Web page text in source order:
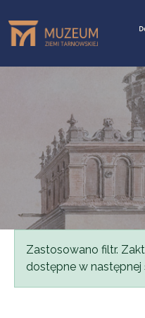
Komunikat
Zastosowano filtr.
dostępne w następnej